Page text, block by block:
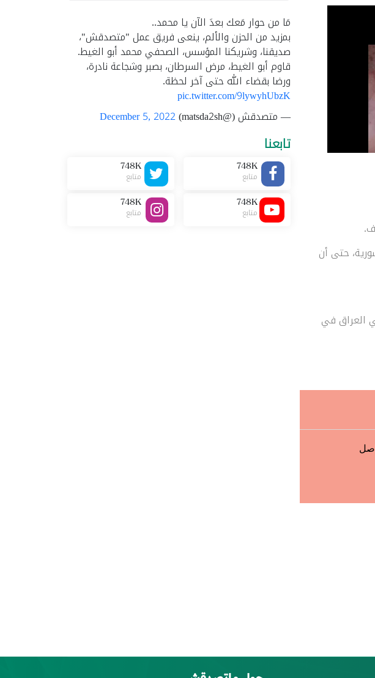
حتى أن
العراق في
مَا من حوار مَعك بعدَ الآن يا محمد..
بمزيد من الحزن والألم، ينعى فريق عمل "متصدقش"،
صديقنا، وشريكنا المؤسس، الصحفي محمد أبو الغيط.
قاوم أبو الغيط، مرض السرطان، بصبر وشجاعة نادرة،
ورضا بقضاء الله حتى آخر لحظة.
pic.twitter.com/9lywyhUbzK
— متصدقش (@matsda2sh)
December 5, 2022
تابعنا
748K
متابع
748K
متابع
748K
متابع
748K
متابع